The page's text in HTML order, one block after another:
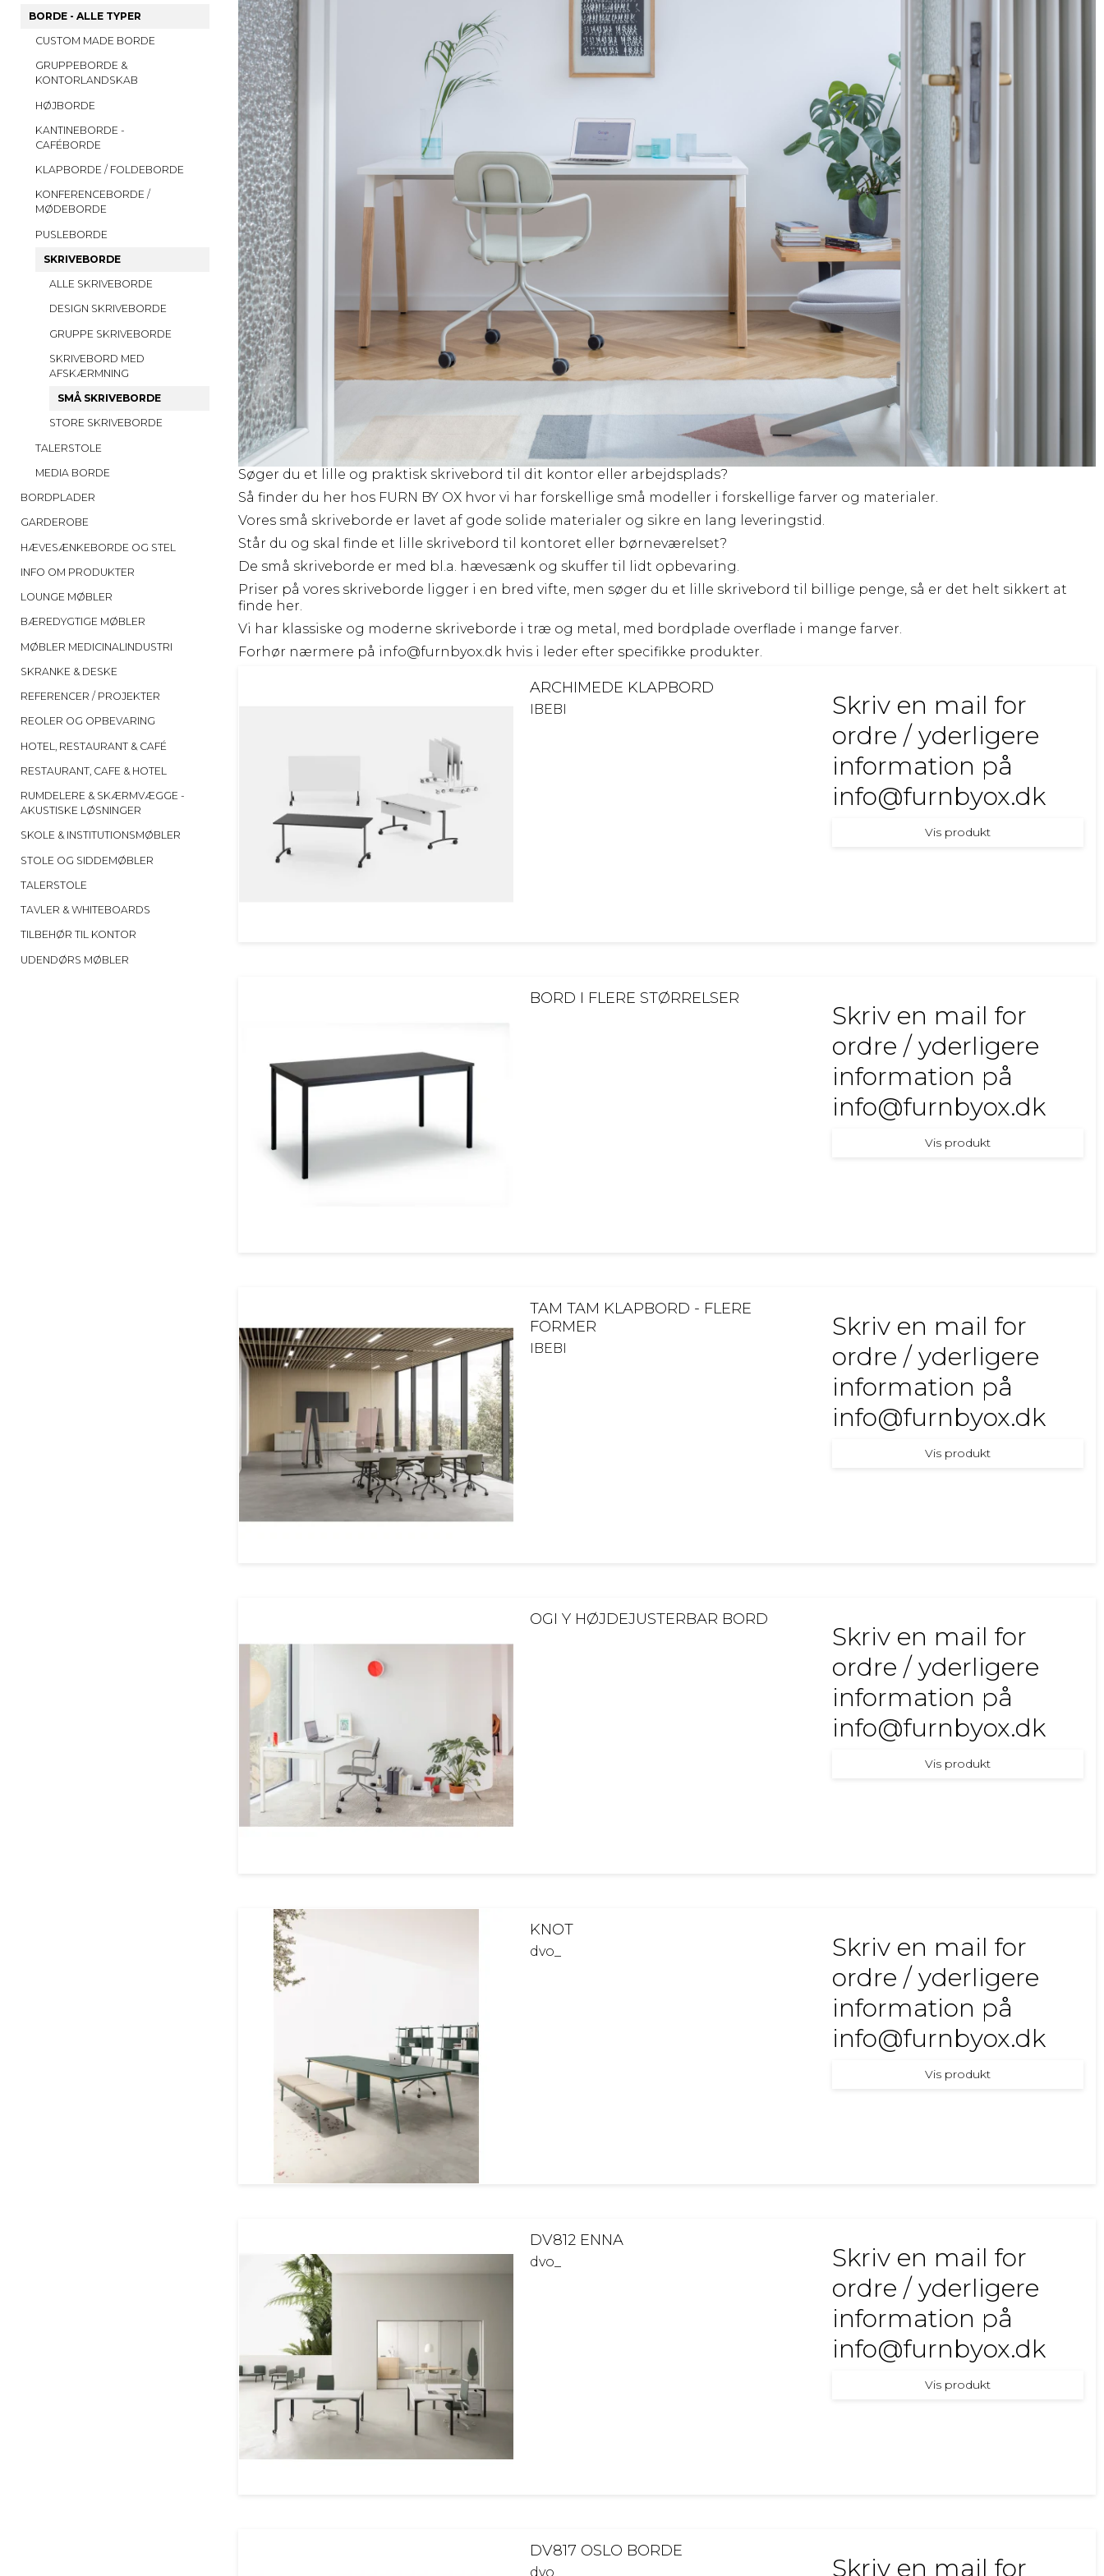
BORDE - ALLE TYPER
CUSTOM MADE BORDE
GRUPPEBORDE &
KONTORLANDSKAB
HØJBORDE
KANTINEBORDE -
CAFÉBORDE
KLAPBORDE / FOLDEBORDE
KONFERENCEBORDE /
MØDEBORDE
PUSLEBORDE
SKRIVEBORDE
ALLE SKRIVEBORDE
DESIGN SKRIVEBORDE
GRUPPE SKRIVEBORDE
SKRIVEBORD MED
AFSKÆRMNING
SMÅ SKRIVEBORDE
STORE SKRIVEBORDE
TALERSTOLE
MEDIA BORDE
BORDPLADER
GARDEROBE
HÆVESÆNKEBORDE OG STEL
INFO OM PRODUKTER
LOUNGE MØBLER
BÆREDYGTIGE MØBLER
MØBLER MEDICINALINDUSTRI
SKRANKE & DESKE
REFERENCER / PROJEKTER
REOLER OG OPBEVARING
HOTEL, RESTAURANT & CAFÉ
RESTAURANT, CAFE & HOTEL
RUMDELERE & SKÆRMVÆGGE -
AKUSTISKE LØSNINGER
SKOLE & INSTITUTIONSMØBLER
STOLE OG SIDDEMØBLER
TALERSTOLE
TAVLER & WHITEBOARDS
TILBEHØR TIL KONTOR
UDENDØRS MØBLER
Søger du et lille og praktisk skrivebord til dit kontor eller arbejdsplads?
Så finder du her hos FURN BY OX hvor vi har forskellige små modeller i forskellige farver og materialer.
Vores små skriveborde er lavet af gode solide materialer og sikre en lang leveringstid.
Står du og skal finde et lille skrivebord til kontoret eller børneværelset?
De små skriveborde er med bl.a. hævesænk og skuffer til lidt opbevaring.
Priser på vores skriveborde ligger i en bred vifte, men søger du et lille skrivebord til billige penge, så er det helt sikkert at
finde her.
Vi har klassiske og moderne skriveborde i træ og metal, med bordplade overflade i mange farver.
Forhør nærmere på info@furnbyox.dkhvis i leder efter specifikke produkter.
ARCHIMEDE KLAPBORD
IBEBI
Skriv en mail for
ordre / yderligere
information på
info@furnbyox.dk
Vis produkt
BORD I FLERE STØRRELSER
Skriv en mail for
ordre / yderligere
information på
info@furnbyox.dk
Vis produkt
TAM TAM KLAPBORD - FLERE
FORMER
IBEBI
Skriv en mail for
ordre / yderligere
information på
info@furnbyox.dk
Vis produkt
OGI Y HØJDEJUSTERBAR BORD
Skriv en mail for
ordre / yderligere
information på
info@furnbyox.dk
Vis produkt
KNOT
dvo_
Skriv en mail for
ordre / yderligere
information på
info@furnbyox.dk
Vis produkt
DV812 ENNA
dvo_
Skriv en mail for
ordre / yderligere
information på
info@furnbyox.dk
Vis produkt
DV817 OSLO BORDE
dvo_ Skriv en mail for